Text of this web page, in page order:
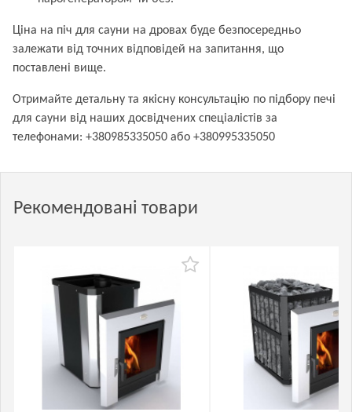
Ціна на піч для сауни на дровах буде безпосередньо
залежати від точних відповідей на запитання, що
поставлені вище.
Отримайте детальну та якісну консультацію по підбору печі
для сауни від наших досвідчених спеціалістів за
телефонами: +380985335050 або +380995335050
Рекомендовані товари